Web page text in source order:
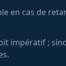
en cas de
impératif ;